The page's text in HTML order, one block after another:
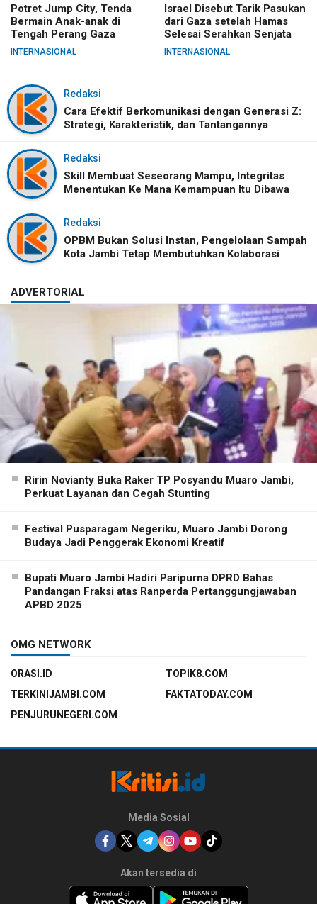
Potret Jump City, Tenda
Bermain Anak-anak di
Tengah Perang Gaza
INTERNASIONAL
Israel Disebut Tarik Pasukan
dari Gaza setelah Hamas
Selesai Serahkan Senjata
INTERNASIONAL
Redaksi
Cara Efektif Berkomunikasi dengan Generasi Z:
Strategi, Karakteristik, dan Tantangannya
Redaksi
Skill Membuat Seseorang Mampu, Integritas
Menentukan Ke Mana Kemampuan Itu Dibawa
Redaksi
OPBM Bukan Solusi Instan, Pengelolaan Sampah
Kota Jambi Tetap Membutuhkan Kolaborasi
ADVERTORIAL
Ririn Novianty Buka Raker TP Posyandu Muaro Jambi,
Perkuat Layanan dan Cegah Stunting
Festival Pusparagam Negeriku, Muaro Jambi Dorong
Budaya Jadi Penggerak Ekonomi Kreatif
Bupati Muaro Jambi Hadiri Paripurna DPRD Bahas
Pandangan Fraksi atas Ranperda Pertanggungjawaban
APBD 2025
OMG NETWORK
ORASI.ID
TOPIK8.COM
TERKINIJAMBI.COM
FAKTATODAY.COM
PENJURUNEGERI.COM
Media Sosial
Akan tersedia di